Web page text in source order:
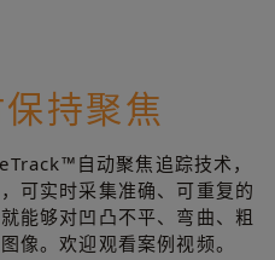
持聚焦
自动聚焦追踪技术，
可实时采集准确、可重复的
能够对凹凸不平、弯曲、粗
像。欢迎观看案例视频。